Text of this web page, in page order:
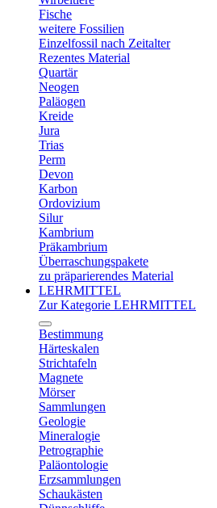
Fische
weitere Fossilien
Einzelfossil nach Zeitalter
Rezentes Material
Quartär
Neogen
Paläogen
Kreide
Jura
Trias
Perm
Devon
Karbon
Ordovizium
Silur
Kambrium
Präkambrium
Überraschungspakete
zu präparierendes Material
LEHRMITTEL
Zur Kategorie LEHRMITTEL
Bestimmung
Härteskalen
Strichtafeln
Magnete
Mörser
Sammlungen
Geologie
Mineralogie
Petrographie
Paläontologie
Erzsammlungen
Schaukästen